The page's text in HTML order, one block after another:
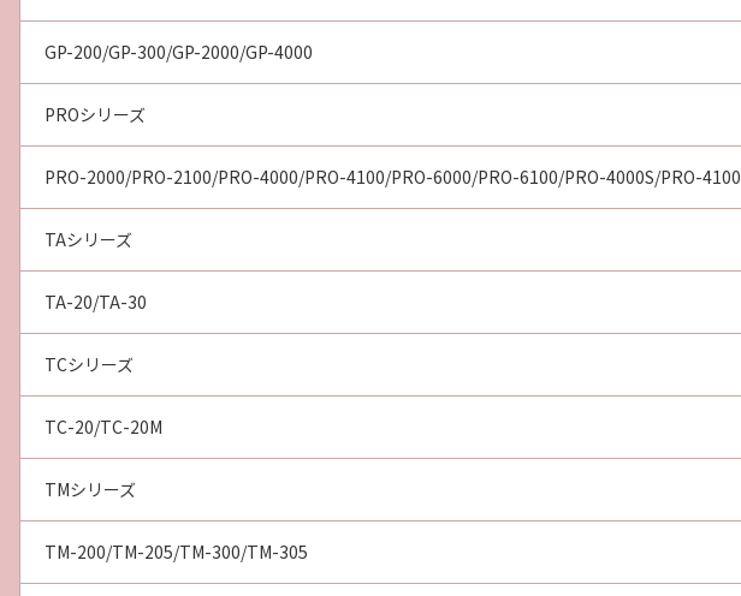
GP-200/GP-300/GP-2000/GP-4000
PROシリーズ
PRO-2000/PRO-2100/PRO-4000/PRO-4100/PRO-6000/PRO-6100/PRO-4000S/PRO-
TAシリーズ
TA-20/TA-30
TCシリーズ
TC-20/TC-20M
TMシリーズ
TM-200/TM-205/TM-300/TM-305